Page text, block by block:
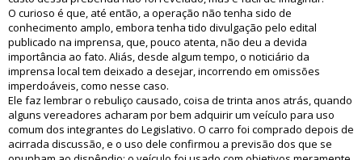
O curioso é que, até então, a operação não tenha sido de
conhecimento amplo, embora tenha tido divulgação pelo edital
publicado na imprensa, que, pouco atenta, não deu a devida
importância ao fato. Aliás, desde algum tempo, o noticiário da
imprensa local tem deixado a desejar, incorrendo em omissões
imperdoáveis, como nesse caso.
Ele faz lembrar o rebuliço causado, coisa de trinta anos atrás, quando
alguns vereadores acharam por bem adquirir um veículo para uso
comum dos integrantes do Legislativo. O carro foi comprado depois de
acirrada discussão, e o uso dele confirmou a previsão dos que se